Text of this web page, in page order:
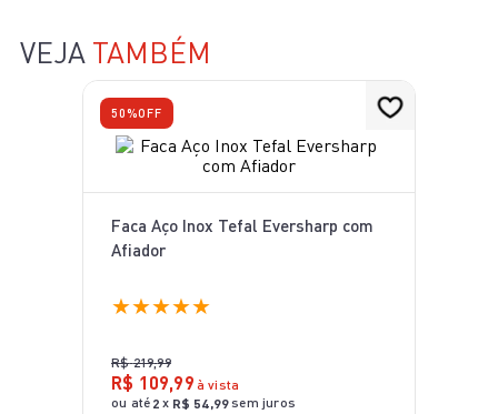
VEJA TAMBÉM
50%OFF
Faca Aço Inox Tefal Eversharp com
Afiador
★★★★★
R$ 219,99
R$ 109,99 à vista
ou até 2 x R$ 54,99sem juros